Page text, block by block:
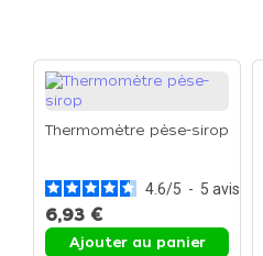
Thermomètre pèse-sirop
4.6/5 - 5 avis
6,93 €
Ajouter au panier